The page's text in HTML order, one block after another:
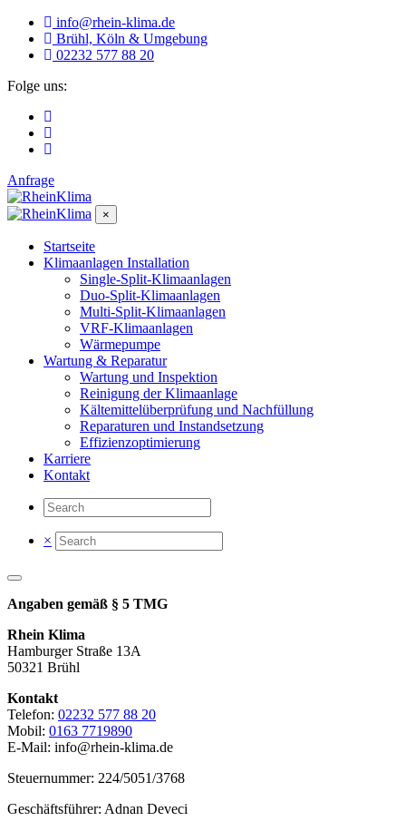
info@rhein-klima.de
Brühl, Köln & Umgebung
02232 577 88 20
Folge uns:
Anfrage
×
Startseite
Klimaanlagen Installation
Single-Split-Klimaanlagen
Duo-Split-Klimaanlagen
Multi-Split-Klimaanlagen
VRF-Klimaanlagen
Wärmepumpe
Wartung & Reparatur
Wartung und Inspektion
Reinigung der Klimaanlage
Kältemittelüberprüfung und Nachfüllung
Reparaturen und Instandsetzung
Effizienzoptimierung
Karriere
Kontakt
×
Angaben gemäß § 5 TMG
Rhein Klima
Hamburger Straße 13A
50321 Brühl
Kontakt
Telefon: 02232 577 88 20
Mobil: 0163 7719890
E-Mail: info@rhein-klima.de
Steuernummer: 224/5051/3768
Geschäftsführer: Adnan Deveci